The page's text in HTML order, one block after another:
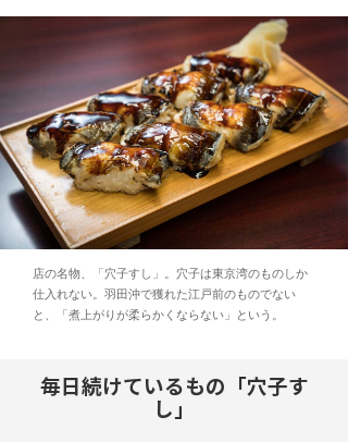
店の名物、「穴子すし」。穴子は東京湾のものしか
仕入れない。羽田沖で獲れた江戸前のものでない
と、「煮上がりが柔らかくならない」という。
毎日続けているもの「穴子す
し」